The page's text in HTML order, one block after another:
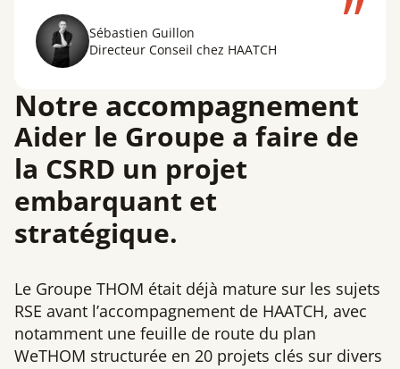
Sébastien Guillon
Directeur Conseil chez HAATCH
Notre accompagnement
Aider le Groupe a faire de
la CSRD un projet
embarquant et
stratégique.
Le Groupe THOM était déjà mature sur les sujets
RSE avant l’accompagnement de HAATCH, avec
notamment une feuille de route du plan
WeTHOM structurée en 20 projets clés sur divers